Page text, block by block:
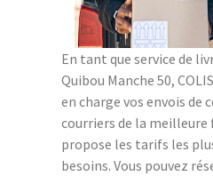
En tant que service de
Quibou Manche 50,
en charge vos envois de
courriers de la meilleure
propose les tarifs les
besoins. Vous pouvez